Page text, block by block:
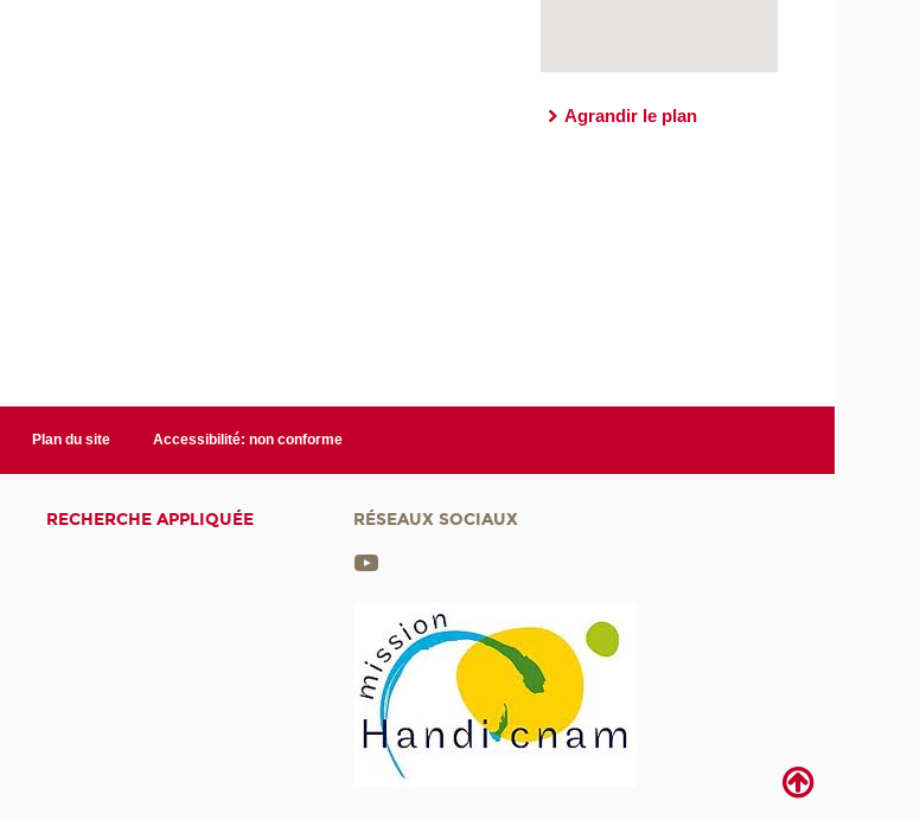
Agrandir le plan
Plan du site Accessibilité: non conforme
RECHERCHE APPLIQUÉE RÉSEAUX SOCIAUX